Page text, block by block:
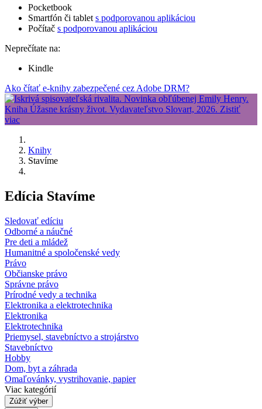
Pocketbook
Smartfón či tablet s podporovanou aplikáciou
Počítač s podporovanou aplikáciou
Neprečítate na:
Kindle
Ako čítať e-knihy zabezpečené cez Adobe DRM?
Knihy
Stavíme
Edícia Stavíme
Sledovať edíciu
Odborné a náučné
Pre deti a mládež
Humanitné a spoločenské vedy
Právo
Občianske právo
Správne právo
Prírodné vedy a technika
Elektronika a elektrotechnika
Elektronika
Elektrotechnika
Priemysel, stavebníctvo a strojárstvo
Stavebníctvo
Hobby
Dom, byt a záhrada
Omaľovánky, vystrihovanie, papier
Viac kategórií
Zúžiť výber